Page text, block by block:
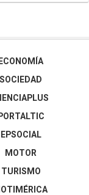
SOCIEDAD
EPSOCIAL
MOTOR
TURISMO